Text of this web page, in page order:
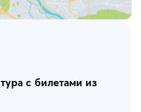
с билетами из